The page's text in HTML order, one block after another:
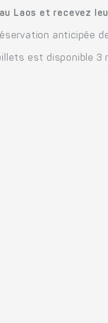
Laos et recevez
anticipée
est disponible 3